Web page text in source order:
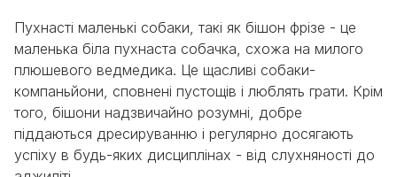
Пухнасті маленькі собаки, такі як бішон фрізе - це
маленька біла пухнаста собачка, схожа на милого
плюшевого ведмедика. Це щасливі собаки-
компаньйони, сповнені пустощів і люблять грати. Крім
того, бішони надзвичайно розумні, добре
піддаються дресируванню і регулярно досягають
успіху в будь-яких дисциплінах - від слухняності до